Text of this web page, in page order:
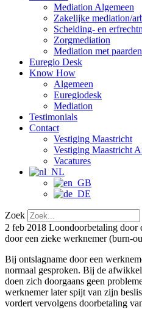
Mediation Algemeen
Zakelijke mediation/
Scheiding- en
Zorgmediation
Mediation met paarden
Euregio Desk
Know How
Algemeen
Euregiodesk
Mediation
Testimonials
Contact
Vestiging Maastricht
Vestiging Maastricht
Vacatures
Zoek
2 feb 2018 Loondoorbetaling door
door een zieke werknemer (burn-
Bij ontslagname door een
normaal gesproken. Bij de
doen zich doorgaans geen
werknemer later spijt van zijn
vordert vervolgens doorbetaling